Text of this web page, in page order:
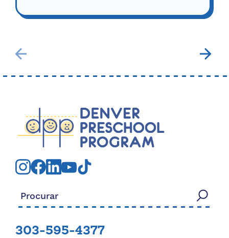
Procurar:
303-595-4377